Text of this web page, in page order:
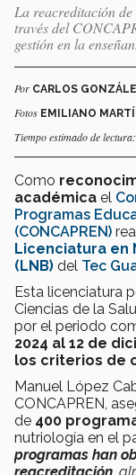
La reacreditación
través del
gestión en la
Por CARLOS
Fotos EMILIANO
Tiempo estimado de
Como
académica el
Programas
(CONCAPREN)
Licenciatura en
(LNB) del Tec
Esta licenciatura
Ciencias de la
por el periodo
2024 al 12 de
los criterios de
Manuel López
CONCAPREN,
de 400
nutriología en el
programas han